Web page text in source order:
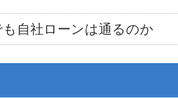
自社ローンは通るのか